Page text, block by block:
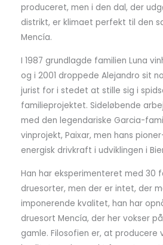
produceret, men i den dal, der
distrikt, er klimaet perfekt til den
Mencía.
I 1987 grundlagde familien Luna
og i 2001 droppede Alejandro sit
jurist for i stedet at stille sig i
familieprojektet. Sideløbende
med den legendariske Garcia-
vinprojekt, Paixar, men hans
energisk drivkraft i udviklingen i
Han har eksperimenteret med 30
druesorter, men der er intet, der
imponerende kvalitet, han har
druesort Mencía, der her vokser
gamle. Filosofien er, at producere